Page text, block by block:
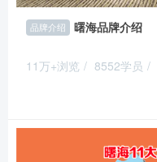
品牌介绍 曙海品牌介绍
11万+浏览 / 8552学员 /